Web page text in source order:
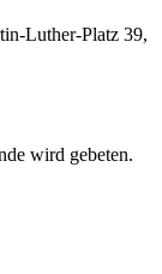
Luther-Platz 39,
wird gebeten.